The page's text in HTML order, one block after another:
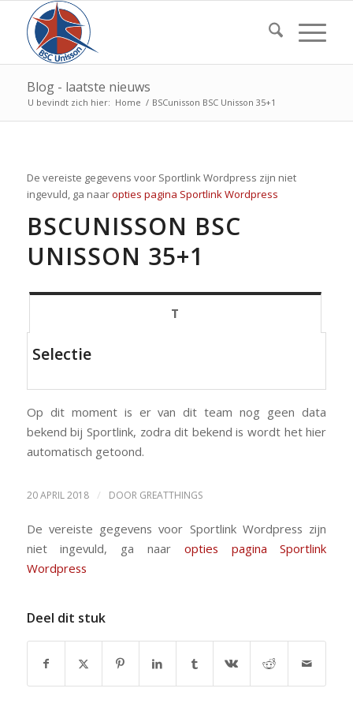
Blog - laatste nieuws
U bevindt zich hier: Home / BSCunisson BSC Unisson 35+1
De vereiste gegevens voor Sportlink Wordpress zijn niet
ingevuld, ga naaropties pagina Sportlink Wordpress
BSCUNISSON BSC
UNISSON 35+1
T
Selectie
Op dit moment is er van dit team nog geen data
bekend bij Sportlink, zodra dit bekend is wordt het hier
automatisch getoond.
20 APRIL 2018 / DOOR GREATTHINGS
De vereiste gegevens voor Sportlink Wordpress zijn
niet ingevuld, ga naar opties pagina Sportlink
Wordpress
Deel dit stuk